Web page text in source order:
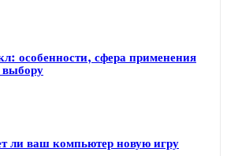
особенности, сфера применения
ли ваш компьютер новую игру